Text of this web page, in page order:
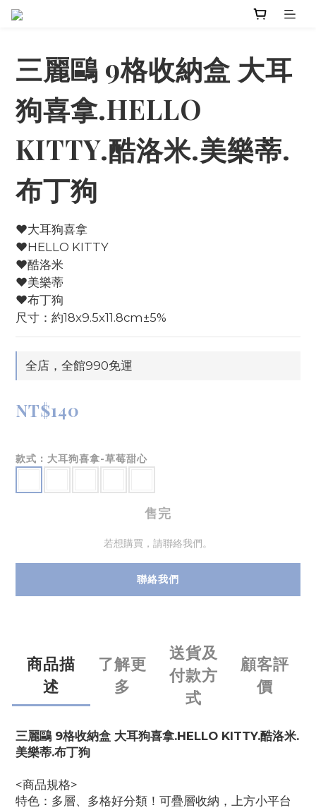
三麗鷗 9格收納盒 大耳
狗喜拿.HELLO
KITTY.酷洛米.美樂蒂.
布丁狗
♥大耳狗喜拿
♥HELLO KITTY
♥酷洛米
♥美樂蒂
♥布丁狗
尺寸：約18x9.5x11.8cm±5%
全店，全館990免運
NT$140
款式 : 大耳狗喜拿-草莓甜心
售完
若想購買，請聯絡我們。
聯絡我們
商品描
述
了解更
多
送貨及
付款方
式
顧客評
價
三麗鷗 9格收納盒 大耳狗喜拿.HELLO KITTY.酷洛米.
美樂蒂.布丁狗
<商品規格>
特色：多層、多格好分類！可疊層收納，上方小平台